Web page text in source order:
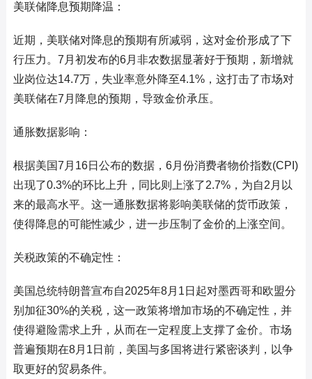
美联储降息预期降温：
近期，美联储对降息的预期有所减弱，这对金价形成了下
行压力。7月初发布的6月非农数据显著好于预期，新增就
业岗位达14.7万，失业率意外降至4.1%，这打击了市场对
美联储在7月降息的预期，导致金价承压。
通胀数据影响：
根据美国7月16日公布的数据，6月份消费者物价指数(CPI)
出现了0.3%的环比上升，同比则上涨了2.7%，为自2月以
来的最高水平。这一通胀数据将影响美联储的货币政策，
使得降息的可能性减少，进一步压制了金价的上涨空间。
关税政策的不确定性：
美国总统特朗普宣布自2025年8月1日起对墨西哥和欧盟分
别加征30%的关税，这一政策将增加市场的不确定性，并
使得避险需求上升，从而在一定程度上支撑了金价。市场
普遍预期在8月1日前，美国与多国将进行紧密谈判，以争
取更好的贸易条件。